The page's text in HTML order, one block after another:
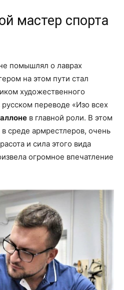
мастер спорта
помышлял о лаврах
на этом пути стал
художественного
переводе «Изо всех
в главной роли. В этом
среде армрестлеров, очень
и сила этого вида
огромное впечатление